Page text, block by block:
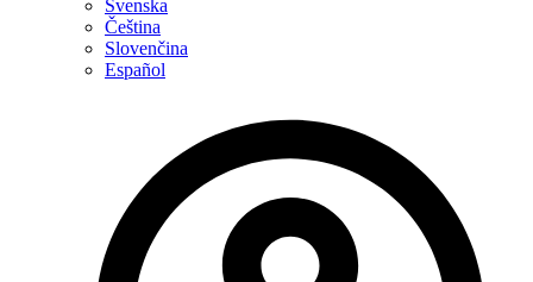
Svenska
Čeština
Slovenčina
Español